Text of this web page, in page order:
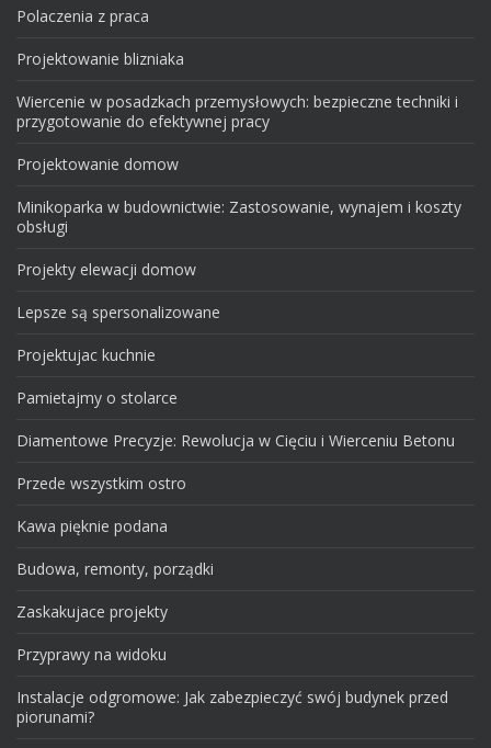
Polaczenia z praca
Projektowanie blizniaka
Wiercenie w posadzkach przemysłowych: bezpieczne techniki i
przygotowanie do efektywnej pracy
Projektowanie domow
Minikoparka w budownictwie: Zastosowanie, wynajem i koszty
obsługi
Projekty elewacji domow
Lepsze są spersonalizowane
Projektujac kuchnie
Pamietajmy o stolarce
Diamentowe Precyzje: Rewolucja w Cięciu i Wierceniu Betonu
Przede wszystkim ostro
Kawa pięknie podana
Budowa, remonty, porządki
Zaskakujace projekty
Przyprawy na widoku
Instalacje odgromowe: Jak zabezpieczyć swój budynek przed
piorunami?